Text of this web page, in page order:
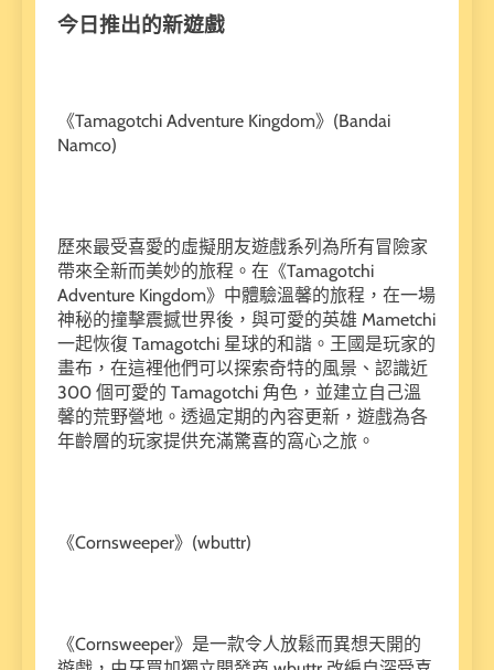
今日推出的新遊戲
《Tamagotchi Adventure Kingdom》(Bandai
Namco)
歷來最受喜愛的虛擬朋友遊戲系列為所有冒險家
帶來全新而美妙的旅程。在《Tamagotchi
Adventure Kingdom》中體驗溫馨的旅程，在一場
神秘的撞擊震撼世界後，與可愛的英雄 Mametchi
一起恢復 Tamagotchi 星球的和諧。王國是玩家的
畫布，在這裡他們可以探索奇特的風景、認識近
300 個可愛的 Tamagotchi 角色，並建立自己溫
馨的荒野營地。透過定期的內容更新，遊戲為各
年齡層的玩家提供充滿驚喜的窩心之旅。
《Cornsweeper》(wbuttr)
《Cornsweeper》是一款令人放鬆而異想天開的